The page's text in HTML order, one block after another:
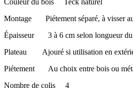
Montage
​Piétement séparé, à visser
Épaisseur
​3 à 6 cm selon longueur
Plateau
​Ajouré si utilisation en
Piétement
​Au choix entre bois ou
Nombre de colis
​4